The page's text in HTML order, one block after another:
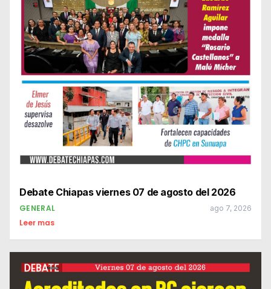
Debate Chiapas viernes 07 de agosto del 2026
GENERAL ago 7, 2026
Leer mas